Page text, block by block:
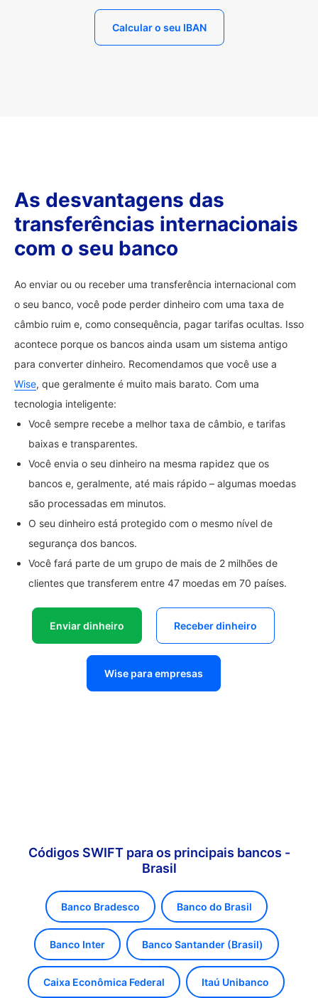
Calcular o seu IBAN
As desvantagens das
transferências internacionais
com o seu banco
Ao enviar ou ou receber uma transferência internacional com
o seu banco, você pode perder dinheiro com uma taxa de
câmbio ruim e, como consequência, pagar tarifas ocultas. Isso
acontece porque os bancos ainda usam um sistema antigo
para converter dinheiro. Recomendamos que você use a
Wise, que geralmente é muito mais barato. Com uma
tecnologia inteligente:
Você sempre recebe a melhor taxa de câmbio, e tarifas
baixas e transparentes.
Você envia o seu dinheiro na mesma rapidez que os
bancos e, geralmente, até mais rápido – algumas moedas
são processadas em minutos.
O seu dinheiro está protegido com o mesmo nível de
segurança dos bancos.
Você fará parte de um grupo de mais de 2 milhões de
clientes que transferem entre 47 moedas em 70 países.
Enviar dinheiro Receber dinheiro
Wise para empresas
Códigos SWIFT para os principais bancos -
Brasil
Banco Bradesco Banco do Brasil
Banco Inter Banco Santander (Brasil)
Caixa Econômica Federal Itaú Unibanco